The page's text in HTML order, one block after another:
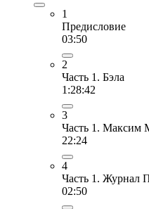
1
Предисловие
03:50
2
Часть 1. Бэла
1:28:42
3
Часть 1. Максим
22:24
4
Часть 1. Журнал
02:50